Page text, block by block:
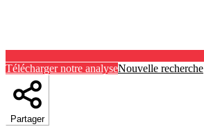
Télécharger notre analyseNouvelle recherche
Partager